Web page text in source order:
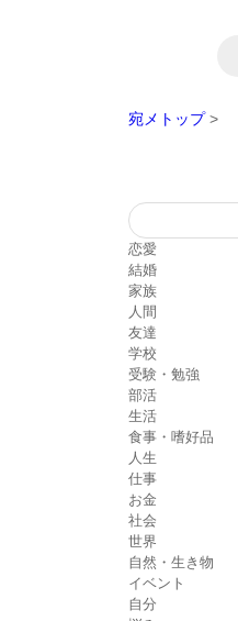
宛メトップ >
恋愛
結婚
家族
人間
友達
学校
受験・勉強
部活
生活
食事・嗜好品
人生
仕事
お金
社会
世界
自然・生き物
イベント
自分